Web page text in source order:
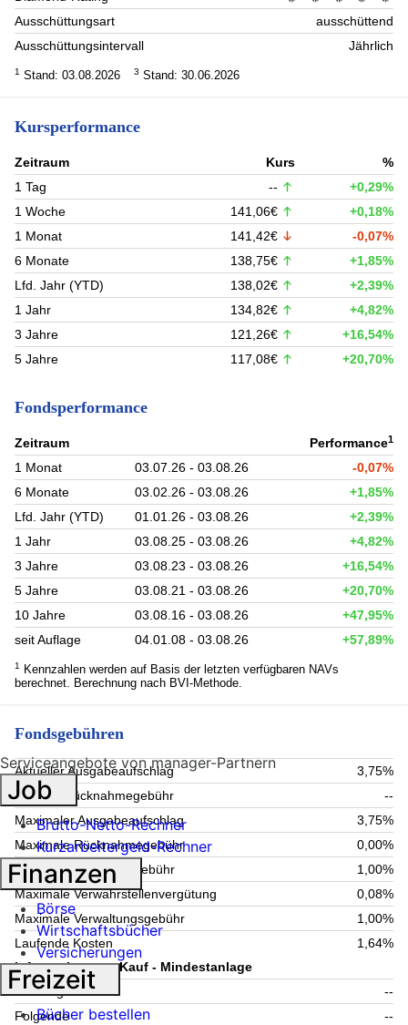
Ausschüttungsart
ausschüttend
Ausschüttungsintervall
Jährlich
1 Stand: 03.08.2026 3 Stand: 30.06.2026
Kursperformance
Zeitraum Kurs
%
1 Tag
--
+0,29%
1 Woche
141,06€
+0,18%
1 Monat
141,42€
-0,07%
6 Monate
138,75€
+1,85%
Lfd. Jahr (YTD)
138,02€
+2,39%
1 Jahr
134,82€
+4,82%
3 Jahre
121,26€
+16,54%
5 Jahre
117,08€ +20,70%
Fondsperformance
Zeitraum Performance1
1 Monat 03.07.26 - 03.08.26
-0,07%
6 Monate
03.02.26 - 03.08.26
+1,85%
Lfd. Jahr (YTD)
01.01.26 - 03.08.26
+2,39%
1 Jahr
03.08.25 - 03.08.26
+4,82%
3 Jahre
03.08.23 - 03.08.26
+16,54%
5 Jahre
03.08.21 - 03.08.26
+20,70%
10 Jahre
03.08.16 - 03.08.26
+47,95%
seit Auflage
04.01.08 - 03.08.26 +57,89%
1
Kennzahlen werden auf Basis der letzten verfügbaren NAVs
berechnet. Berechnung nach BVI-Methode.
Fondsgebühren
Aktueller Ausgabeaufschlag
3,75%
Aktuelle Rücknahmegebühr
--
Maximaler Ausgabeaufschlag
3,75%
Maximale Rücknahmegebühr
0,00%
Aktuelle Verwaltungsgebühr
1,00%
Maximale Verwahrstellenvergütung
0,08%
Maximale Verwaltungsgebühr
1,00%
Laufende Kosten
1,64%
Information zum Kauf - Mindestanlage
Einmalig
--
Folgende
--
Serviceangebote von manager-Partnern
Job
Brutto-Netto-Rechner
Kurzarbeitergeld-Rechner
Finanzen
Börse
Wirtschaftsbücher
Versicherungen
Freizeit
Bücher bestellen